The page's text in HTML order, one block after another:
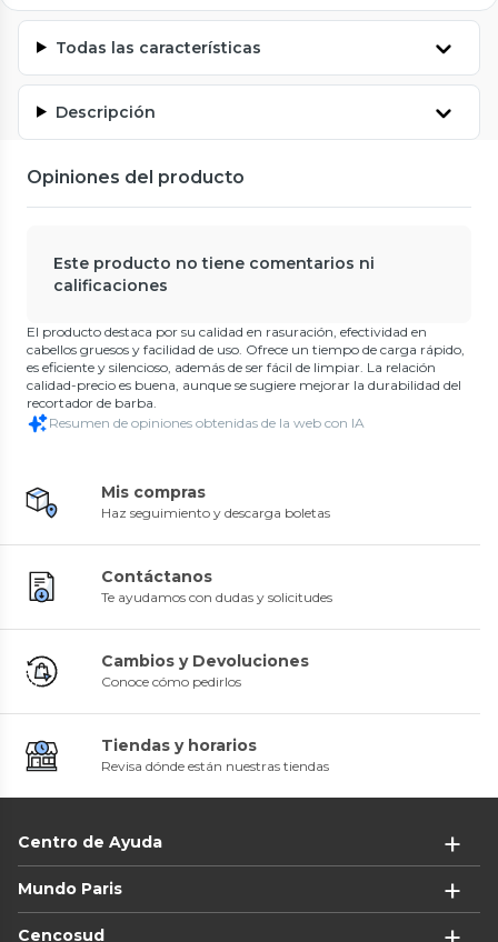
Todas las características
Descripción
Opiniones del producto
Este producto no tiene comentarios ni
calificaciones
El producto destaca por su calidad en rasuración, efectividad en
cabellos gruesos y facilidad de uso. Ofrece un tiempo de carga rápido,
es eficiente y silencioso, además de ser fácil de limpiar. La relación
calidad-precio es buena, aunque se sugiere mejorar la durabilidad del
recortador de barba.
Resumen de opiniones obtenidas de la web con IA
Mis compras
Haz seguimiento y descarga boletas
Contáctanos
Te ayudamos con dudas y solicitudes
Cambios y Devoluciones
Conoce cómo pedirlos
Tiendas y horarios
Revisa dónde están nuestras tiendas
Centro de Ayuda
Mundo Paris
Cencosud